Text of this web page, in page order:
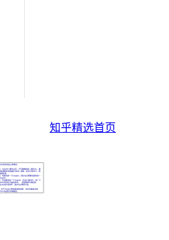
知乎精选首页